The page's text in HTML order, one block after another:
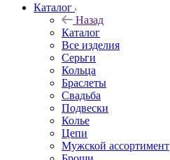
Каталог
Назад
Каталог
Все изделия
Серьги
Кольца
Браслеты
Свадьба
Подвески
Колье
Цепи
Мужской ассортимент